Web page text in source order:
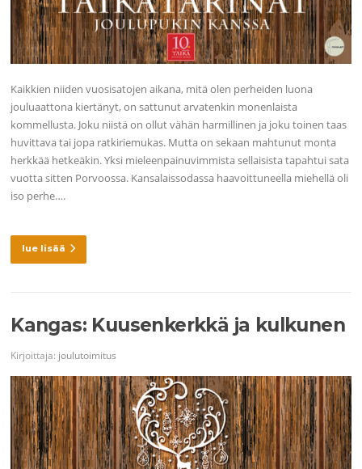
Kaikkien niiden vuosisatojen aikana, mitä olen perheiden luona
jouluaattona kiertänyt, on sattunut arvatenkin monenlaista
kommellusta. Joku niistä on ollut vähän harmillinen ja joku toinen taas
huvittava tai jopa ratkiriemukas. Mutta on sekaan mahtunut monta
herkkää hetkeäkin. Yksi mieleenpainuvimmista sellaisista tapahtui sata
vuotta sitten Porvoossa. Kansalaissodassa haavoittuneella miehellä oli
iso perhe….
lue lisää
Kangas: Kuusenkerkkä ja kulkunen
Kirjoittaja: joulutoimitus